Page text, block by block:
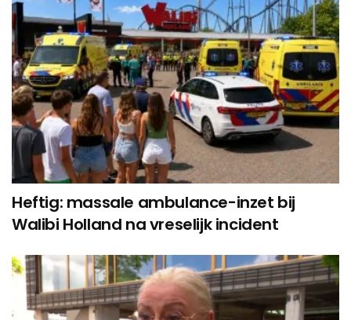
Heftig: massale ambulance-inzet bij
Walibi Holland na vreselijk incident